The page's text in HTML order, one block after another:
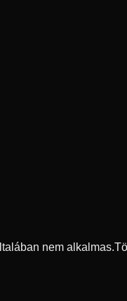
nem alkalmas.